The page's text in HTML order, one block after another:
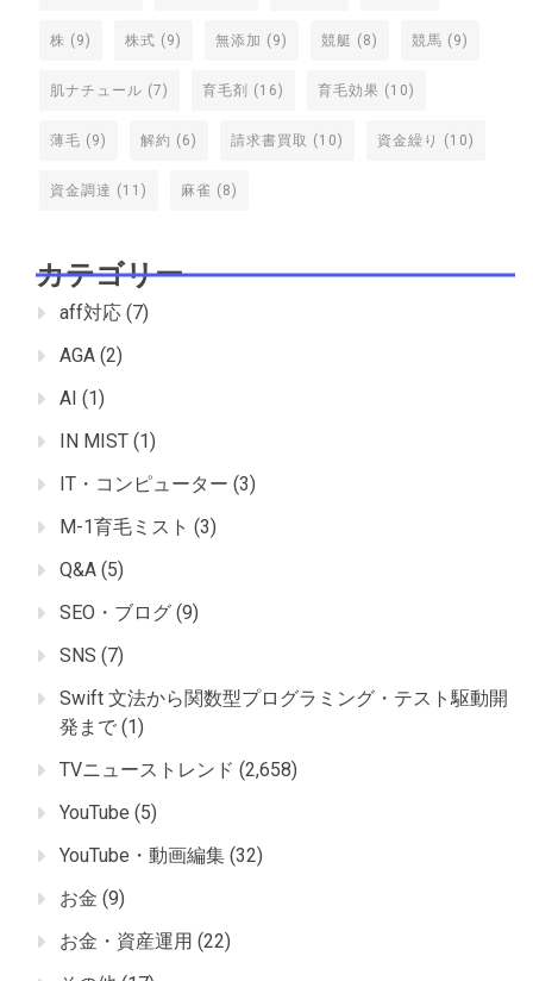
株 (9) 株式 (9) 無添加 (9) 競艇 (8) 競馬 (9)
肌ナチュール (7) 育毛剤 (16) 育毛効果 (10)
薄毛 (9) 解約 (6) 請求書買取 (10) 資金繰り (10)
資金調達 (11) 麻雀 (8)
カテゴリー
aff対応 (7)
AGA (2)
AI (1)
IN MIST (1)
IT・コンピューター (3)
M-1育毛ミスト (3)
Q&A (5)
SEO・ブログ (9)
SNS (7)
Swift 文法から関数型プログラミング・テスト駆動開
発まで (1)
TVニューストレンド (2,658)
YouTube (5)
YouTube・動画編集 (32)
お金 (9)
お金・資産運用 (22)